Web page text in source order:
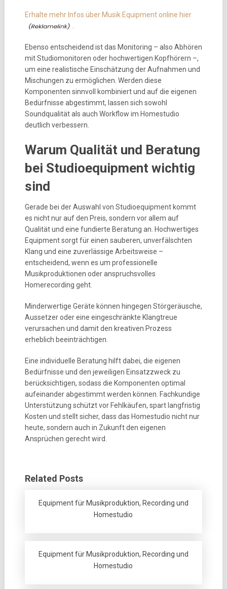
Erhalte mehr Infos über Musik Equipment online hier
Ebenso entscheidend ist das Monitoring – also Abhören
mit Studiomonitoren oder hochwertigen Kopfhörern –,
um eine realistische Einschätzung der Aufnahmen und
Mischungen zu ermöglichen. Werden diese
Komponenten sinnvoll kombiniert und auf die eigenen
Bedürfnisse abgestimmt, lassen sich sowohl
Soundqualität als auch Workflow im Homestudio
deutlich verbessern.
Warum Qualität und Beratung
bei Studioequipment wichtig
sind
Gerade bei der Auswahl von Studioequipment kommt
es nicht nur auf den Preis, sondern vor allem auf
Qualität und eine fundierte Beratung an. Hochwertiges
Equipment sorgt für einen sauberen, unverfälschten
Klang und eine zuverlässige Arbeitsweise –
entscheidend, wenn es um professionelle
Musikproduktionen oder anspruchsvolles
Homerecording geht.
Minderwertige Geräte können hingegen Störgeräusche,
Aussetzer oder eine eingeschränkte Klangtreue
verursachen und damit den kreativen Prozess
erheblich beeinträchtigen.
Eine individuelle Beratung hilft dabei, die eigenen
Bedürfnisse und den jeweiligen Einsatzzweck zu
berücksichtigen, sodass die Komponenten optimal
aufeinander abgestimmt werden können. Fachkundige
Unterstützung schützt vor Fehlkäufen, spart langfristig
Kosten und stellt sicher, dass das Homestudio nicht nur
heute, sondern auch in Zukunft den eigenen
Ansprüchen gerecht wird.
Related Posts
Equipment für Musikproduktion, Recording und
Homestudio
Equipment für Musikproduktion, Recording und
Homestudio